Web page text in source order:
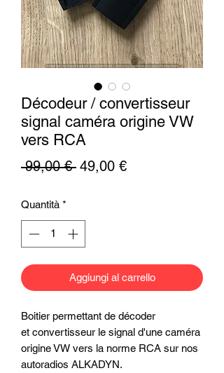
Décodeur / convertisseur
signal caméra origine VW
vers RCA
99,00 € Prezzo
49,00 €Prezzo
Quantità *
Aggiungi al carrello
Boitier permettant de décoder
et convertisseur le signal d'une caméra
origine VW vers la norme RCA sur nos
autoradios ALKADYN.